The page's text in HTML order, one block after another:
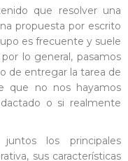
que resolver una
propuesta por escrito
es frecuente y suele
lo general, pasamos
de entregar la tarea de
que no nos hayamos
o si realmente
los principales
sus características